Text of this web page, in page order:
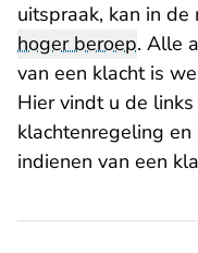
uitspraak, kan in
hoger beroep. Alle
van een klacht is
Hier vindt u de
klachtenregeling
indienen van een